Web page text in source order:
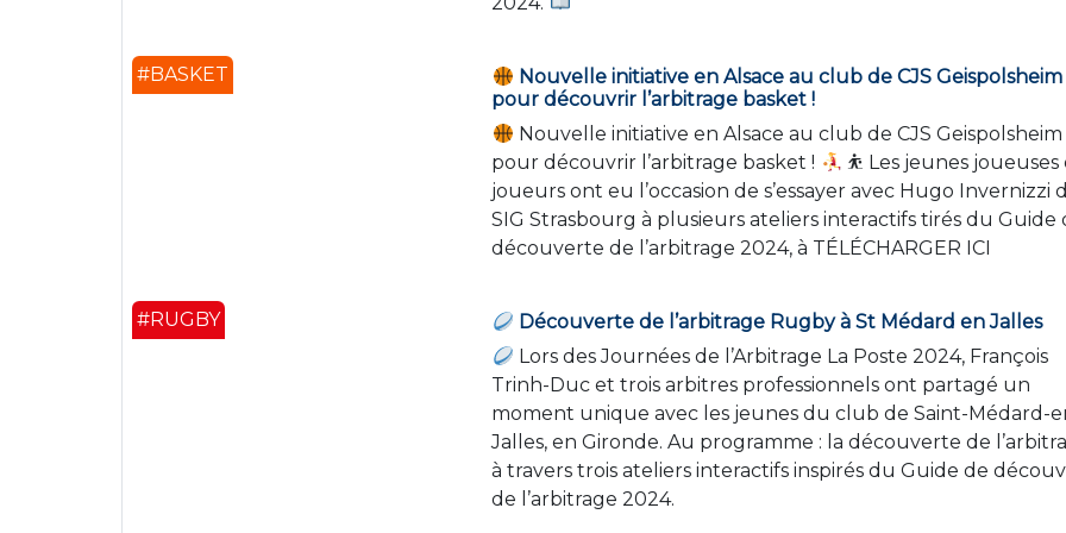
#BASKET
Nouvelle initiative en Alsace au club de CJS Geispolsheim
pour découvrir l’arbitrage basket !
Nouvelle initiative en Alsace au club de CJS Geispolsheim
pour découvrir l’arbitrage basket !
⛹ Les jeunes joueuses
joueurs ont eu l’occasion de s’essayer avec Hugo Invernizzi
SIG Strasbourg à plusieurs ateliers interactifs tirés du Guide
découverte de l’arbitrage 2024, à TÉLÉCHARGER ICI
#RUGBY
Découverte de l’arbitrage Rugby à St Médard en Jalles
Lors des Journées de l’Arbitrage La Poste 2024, François
Trinh-Duc et trois arbitres professionnels ont partagé un
moment unique avec les jeunes du club de Saint-Médard-
Jalles, en Gironde. Au programme : la découverte de
à travers trois ateliers interactifs inspirés du Guide de
de l’arbitrage 2024.